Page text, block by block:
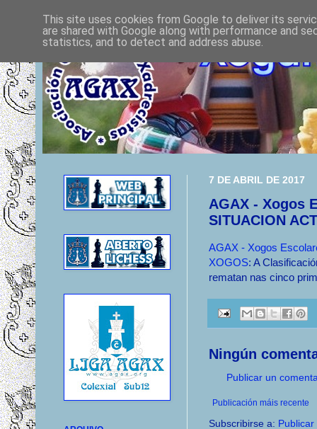
7 DE ABRIL DE 2017
AGAX - Xogos
SITUACION
AGAX - Xogos
XOGOS: A
rematan nas cinco
Ningún
Publicar un
Publicación máis recente
Subscribirse a:
This site uses cookies from Google to deliver its
are shared with Google along with performance and
statistics, and to detect and address abuse.